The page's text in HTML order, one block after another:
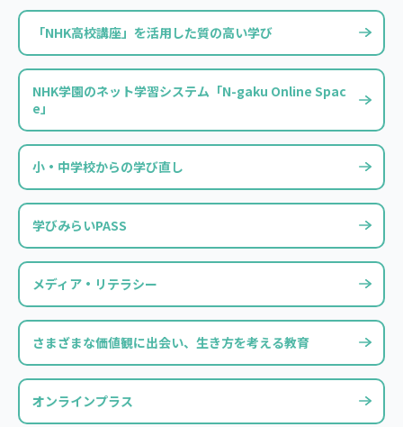
「NHK高校講座」を活用した質の高い学び
NHK学園のネット学習システム「N-gaku Online Spac
e」
小・中学校からの学び直し
学びみらいPASS
メディア・リテラシー
さまざまな価値観に出会い、生き方を考える教育
オンラインプラス